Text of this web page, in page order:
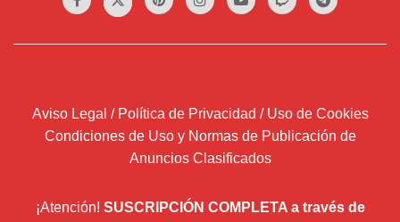
Aviso Legal / Política de Privacidad / Uso de Cookies
Condiciones de Uso y Normas de Publicación de
Anuncios Clasificados
¡Atención! SUSCRIPCIÓN COMPLETA a través de